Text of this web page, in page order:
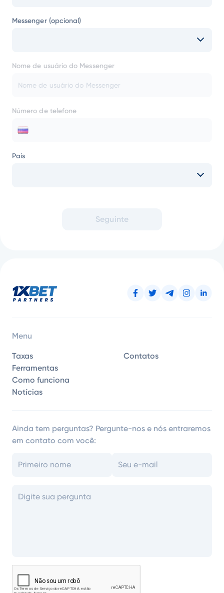
Messenger (opcional)
Nome de usuário do Messenger
Número de telefone
País
Seguinte
Menu
Taxas
Ferramentas
Como funciona
Notícias
Contatos
Ainda tem perguntas? Pergunte-nos e nós entraremos
em contato com você: